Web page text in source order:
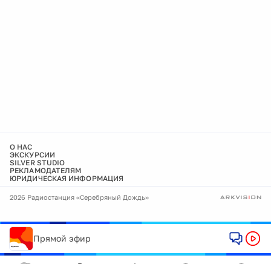
О НАС
ЭКСКУРСИИ
SILVER STUDIO
РЕКЛАМОДАТЕЛЯМ
ЮРИДИЧЕСКАЯ ИНФОРМАЦИЯ
2026 Радиостанция «Серебряный Дождь»
Прямой эфир